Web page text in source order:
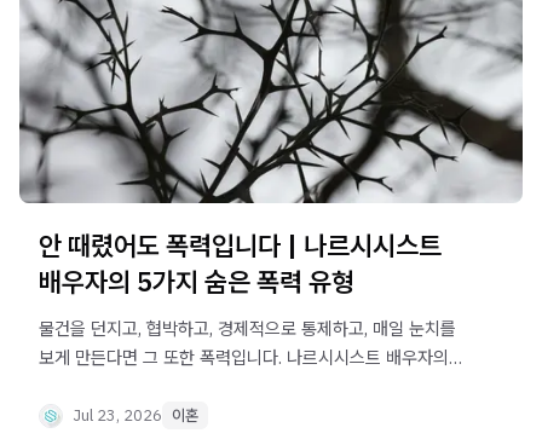
안 때렸어도 폭력입니다 | 나르시시스트
배우자의 5가지 숨은 폭력 유형
물건을 던지고, 협박하고, 경제적으로 통제하고, 매일 눈치를
보게 만든다면 그 또한 폭력입니다. 나르시시스트 배우자의
방법까지 정리했습니다.
Jul 23, 2026 이혼